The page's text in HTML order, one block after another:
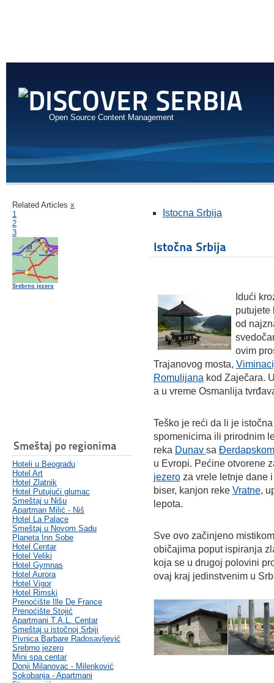
Open Source Content Management
Related Articles x
1
2
3
Srebrno jezero
Smeštaj po regionima
Hoteli u Beogradu
Hotel Art
Hotel Zlatnik
Hotel Putujući glumac
Smeštaj u Nišu
Apartman Milić - Niš
Hotel La Palace
Smeštaj u Novom Sadu
Planeta Inn Sobe
Hotel Centar
Hotel Veliki
Hotel Gymnas
Hotel Aurora
Hotel Vigor
Hotel Rimski
Prenoćište Ille De France
Prenoćište Stojić
Apartmani T.A.L. Centar
Smeštaj u istočnoj Srbiji
Pivnica Barbare Radosavljević
Srebrno jezero
Mini spa centar
Donji Milanovac - Milenković
Sokobanja - Apartmani
Istocna Srbija
Istočna Srbija
Idući
putujete
od
ovim
Trajanovog mosta,
Romulijana kod Zaječara.
a u vreme Osmanlija
Teško je reći da li je
spomenicima ili prirodnim
reka Dunav sa
u Evropi. Pećine otvorene
jezeroza vrele letnje dane
biser, kanjon reke Vratne,
lepota.
Sve ovo začinjeno
običajima poput ispiranja
koja se u drugoj polovini
ovaj kraj jedinstvenim u